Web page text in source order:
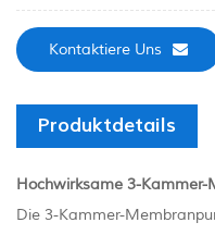
Kontaktiere Uns
Produktdetails
Hochwirksame 3-Kammer-
Die 3-Kammer-